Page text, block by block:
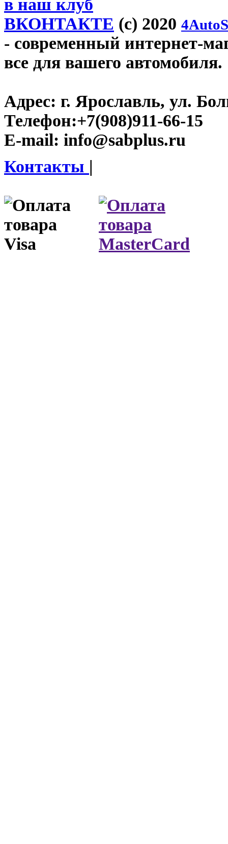
в наш клуб
ВКОНТАКТЕ (c) 2020
- современный интернет-
все для вашего автомобиля.
Адрес: г. Ярославль, ул.
Телефон:+7(908)911-66-15
E-mail: info@sabplus.ru
Контакты |